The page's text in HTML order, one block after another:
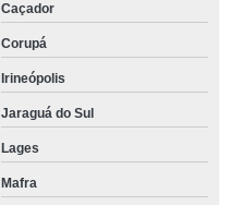
Caçador
Corupá
Irineópolis
Jaraguá do Sul
Lages
Mafra